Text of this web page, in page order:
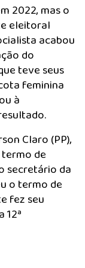
2022, mas o
eleitoral
acabou
do
teve seus
feminina
à
Claro (PP),
de
secretário da
o termo de
fez seu